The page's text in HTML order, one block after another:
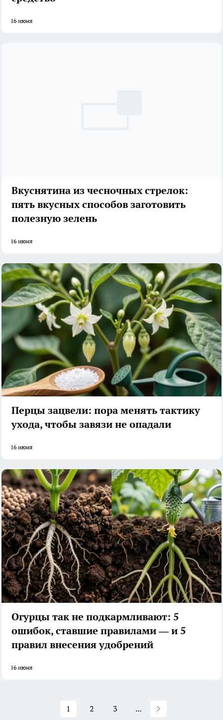
16 июня
Вкуснятина из чесночных стрелок:
пять вкусных способов заготовить
полезную зелень
16 июня
Перцы зацвели: пора менять тактику
ухода, чтобы завязи не опадали
16 июня
Огурцы так не подкармливают: 5
ошибок, ставшие правилами — и 5
правил внесения удобрений
16 июня
1 2 3 ...